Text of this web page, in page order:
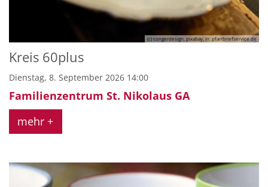
(c) congerdesign, pixabay, in: pfarrbriefservice.de
Kreis 60plus
Dienstag, 8. September 2026 14:00
Familienzentrum St. Nikolaus GA
mehr +